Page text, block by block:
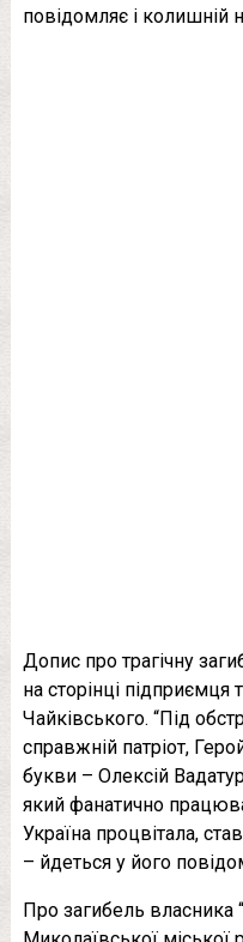
повідомляє і колишній
Допис про трагічну
на сторінці підприємця
Чайківського. “Під
справжній патріот,
букви – Олексій
який фанатично
Україна процвітала,
– йдеться у його
Про загибель власника